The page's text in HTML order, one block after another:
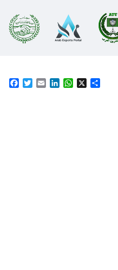
Facebook
TwitterEmailLinkedInWhatsApp